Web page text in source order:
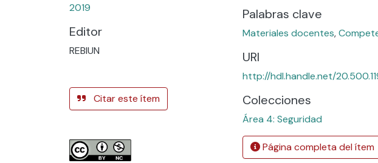
2019
Editor
REBIUN
Citar este ítem
Palabras clave
Materiales docentes,
URI
http://hdl.handle.net/
Colecciones
Área 4: Seguridad
Página completa del ítem